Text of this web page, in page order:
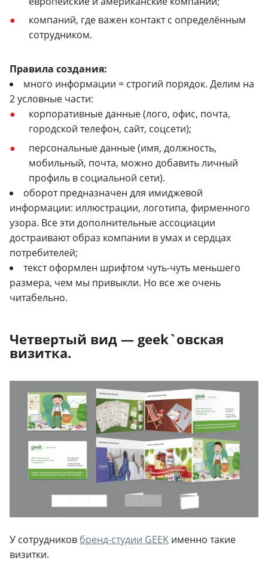
компаний, где важен контакт с определённым
сотрудником.
Правила создания:
много информации = строгий порядок. Делим на
2 условные части:
корпоративные данные (лого, офис, почта,
городской телефон, сайт, соцсети);
персональные данные (имя, должность,
мобильный, почта, можно добавить личный
профиль в социальной сети).
оборот предназначен для имиджевой
информации: иллюстрации, логотипа, фирменного
узора. Все эти дополнительные ассоциации
достраивают образ компании в умах и сердцах
потребителей;
текст оформлен шрифтом чуть-чуть меньшего
размера, чем мы привыкли. Но все же очень
читабельно.
Четвертый вид — geek`овская
визитка.
У сотрудников бренд-студии GEEK именно такие
визитки.